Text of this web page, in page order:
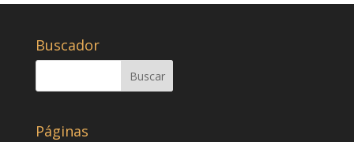
Buscador
Páginas